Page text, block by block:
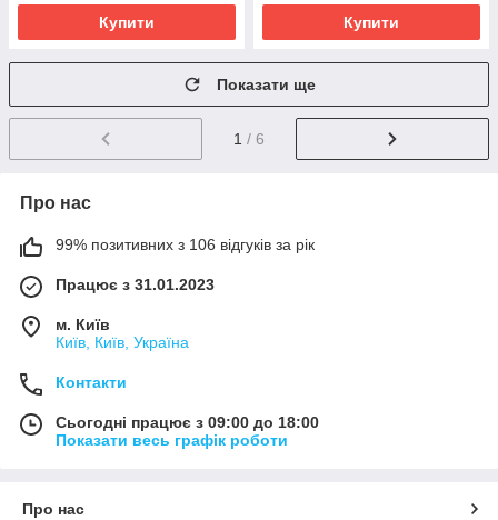
Купити Купити
Показати ще
1 / 6
Про нас
99% позитивних з 106 відгуків за рік
Працює з 31.01.2023
м. Київ
Київ, Київ, Україна
Контакти
Сьогодні працює з 09:00 до 18:00
Показати весь графік роботи
Про нас